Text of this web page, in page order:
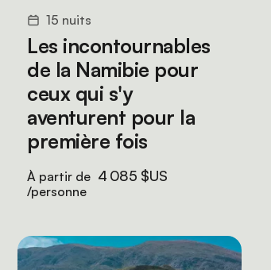
15 nuits
Les incontournables
de la Namibie pour
ceux qui s'y
aventurent pour la
première fois
À partir de 4 085 $US
/personne